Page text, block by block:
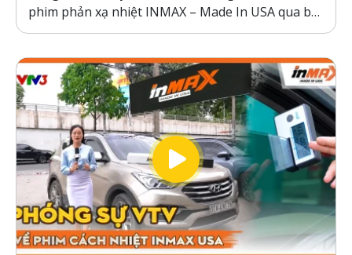
phim phản xạ nhiệt INMAX – Made In USA qua bài
kiểm tra so sánh trực diện đầy thuyết phục.
thường hoạt động theo cơ chế giữ nhiệt trên
kính,...